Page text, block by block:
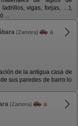
ladrillos, vigas, forjas, …),
...
(Zamora)
a
de la antigua casa de
sus paredes de barro lo
(Zamora)
a